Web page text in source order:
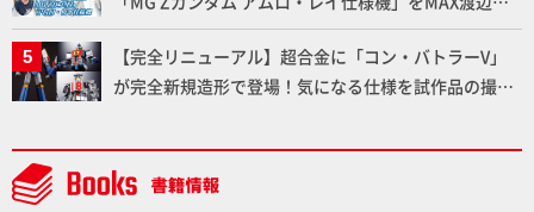
ふたたび塗る!!【試し読み】
【完全リニューアル】超合金に「コン・バトラーV」
が完全新規造形で登場！気になる仕様を試作品の撮り
ト」セット情報もお届け！【超合金の魂】